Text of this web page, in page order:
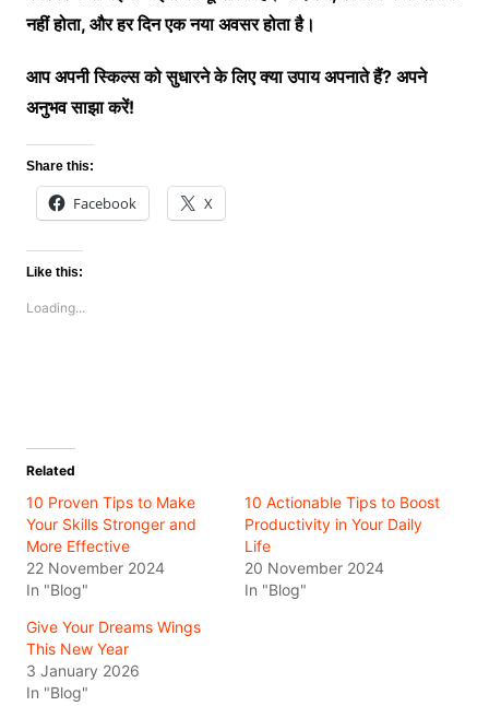
नहीं होता, और हर दिन एक नया अवसर होता है।
आप अपनी स्किल्स को सुधारने के लिए क्या उपाय अपनाते हैं? अपने
अनुभव साझा करें!
Share this:
Facebook X
Like this:
Loading...
Related
10 Proven Tips to Make
Your Skills Stronger and
More Effective
22 November 2024
In "Blog"
10 Actionable Tips to Boost
Productivity in Your Daily
Life
20 November 2024
In "Blog"
Give Your Dreams Wings
This New Year
3 January 2026
In "Blog"